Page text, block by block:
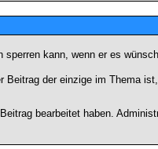
kann, wenn er es
der einzige im Thema
bearbeitet haben.